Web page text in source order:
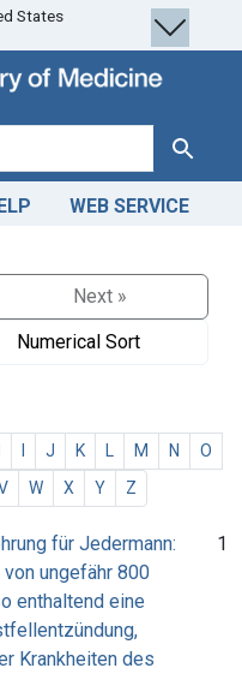
States
Search
WEB SERVICE
Next »
Numerical Sort
J K M N
O
W X Y Z
für Jedermann:
ungefähr 800
enthaltend eine
Krankheiten des
1